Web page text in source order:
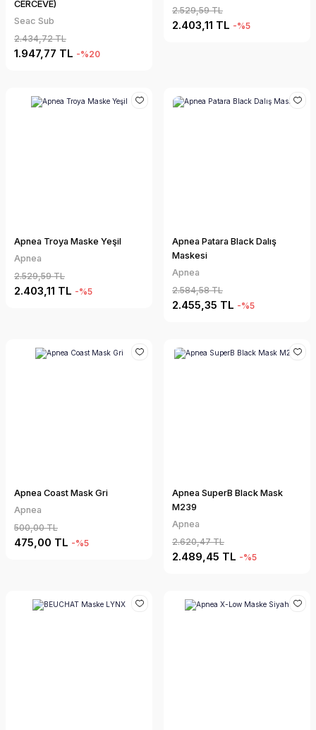
CERCEVE)
Seac Sub
2.434,72 TL
1.947,77 TL -%20
2.529,59 TL
2.403,11 TL -%5
Apnea Troya Maske Yeşil
Apnea
2.529,59 TL
2.403,11 TL -%5
Apnea Patara Black Dalış
Maskesi
Apnea
2.584,58 TL
2.455,35 TL -%5
Apnea Coast Mask Gri
Apnea
500,00 TL
475,00 TL -%5
Apnea SuperB Black Mask
M239
Apnea
2.620,47 TL
2.489,45 TL -%5